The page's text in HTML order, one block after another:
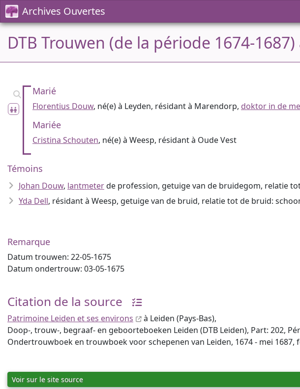
Archives Ouvertes
DTB Trouwen (de la période 1674-
Marié
Florentius Douw, né(e) à Leyden, résidant à Marendorp, doktor in de
Mariée
Cristina Schouten, né(e) à Weesp, résidant à Oude Vest
Témoins
Johan Douw, lantmeterde profession, getuige van de bruidegom, relatie
Yda Dell, résidant à Weesp, getuige van de bruid, relatie tot de bruid:
Remarque
Datum trouwen: 22-05-1675
Datum ondertrouw: 03-05-1675
Citation de la source
Patrimoine Leiden et ses environs
à Leiden (Pays-Bas),
Doop-, trouw-, begraaf- en geboorteboeken Leiden (DTB Leiden), Part: 202,
Ondertrouwboek en trouwboek voor schepenen van Leiden, 1674 - mei 1687,
Voir sur le site source